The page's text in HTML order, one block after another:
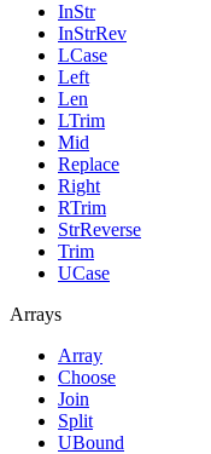
InStr
InStrRev
LCase
Left
Len
LTrim
Mid
Replace
Right
RTrim
StrReverse
Trim
UCase
Arrays
Array
Choose
Join
Split
UBound